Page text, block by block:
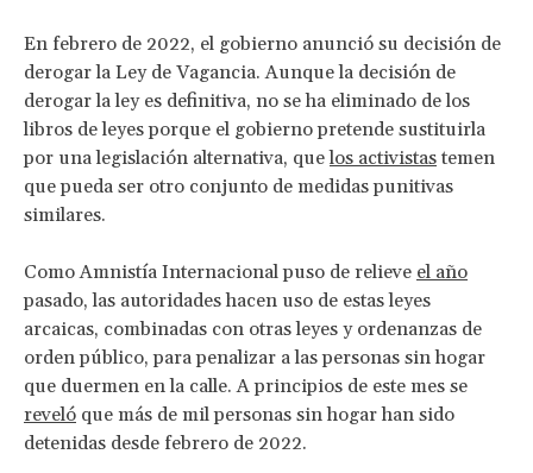
En febrero de 2022, el gobierno anunció su decisión de
derogar la Ley de Vagancia. Aunque la decisión de
derogar la ley es definitiva, no se ha eliminado de los
libros de leyes porque el gobierno pretende sustituirla
por una legislación alternativa, quelos activistas temen
que pueda ser otro conjunto de medidas punitivas
similares.
Como Amnistía Internacional puso de relieve el año
pasado, las autoridades hacen uso de estas leyes
arcaicas, combinadas con otras leyes y ordenanzas de
orden público, para penalizar a las personas sin hogar
que duermen en la calle. A principios de este mes se
reveló que más de mil personas sin hogar han sido
detenidas desde febrero de 2022.